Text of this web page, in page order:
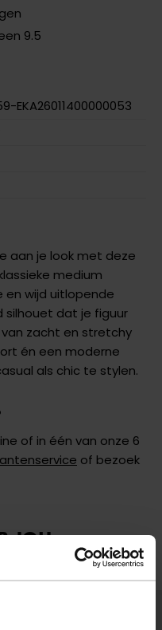
9.5
EKA26011400000053
aan je look met deze
medium
en wijd uitlopende
silhouet dat je figuur
zacht en stretchy
én een moderne
als chic te stylen.
of in één van onze 6
of bezoek
JOU
van Only